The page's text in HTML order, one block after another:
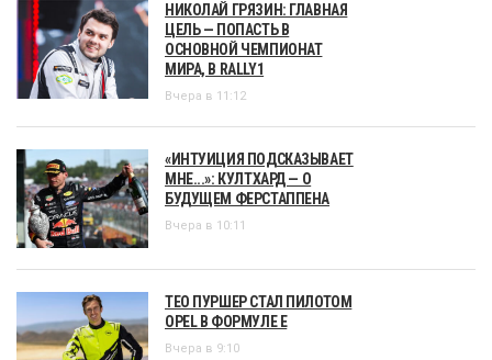
НИКОЛАЙ ГРЯЗИН: ГЛАВНАЯ
ЦЕЛЬ — ПОПАСТЬ В
ОСНОВНОЙ ЧЕМПИОНАТ
МИРА, В RALLY1
Вчера в 11:12
«ИНТУИЦИЯ ПОДСКАЗЫВАЕТ
МНЕ...»: КУЛТХАРД — О
БУДУЩЕМ ФЕРСТАППЕНА
Вчера в 10:11
ТЕО ПУРШЕР СТАЛ ПИЛОТОМ
OPEL В ФОРМУЛЕ Е
Вчера в 9:10